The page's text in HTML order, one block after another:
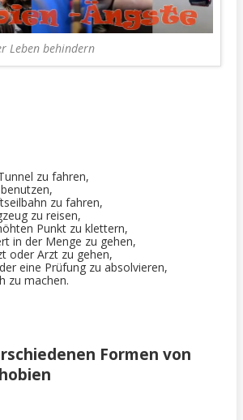
Leben behindern
zu fahren,
zu fahren,
zu reisen,
Punkt zu klettern,
in der Menge zu gehen,
oder Arzt zu gehen,
eine Prüfung zu absolvieren,
zu machen.
Formen von